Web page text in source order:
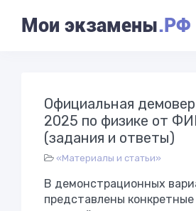
Мои экзамены.РФ
Официальная
2025 по физике от
(задания и ответы)
«Материалы и статьи»
В демонстрационных
представлены